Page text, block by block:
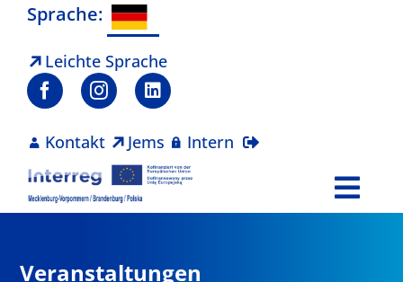
Zum
springen
Sprache:
Leichte Sprache
Kontakt Jems Intern
Veranstaltungen